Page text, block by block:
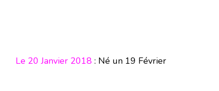
Le 20 Janvier 2018 : Né un 19 Février